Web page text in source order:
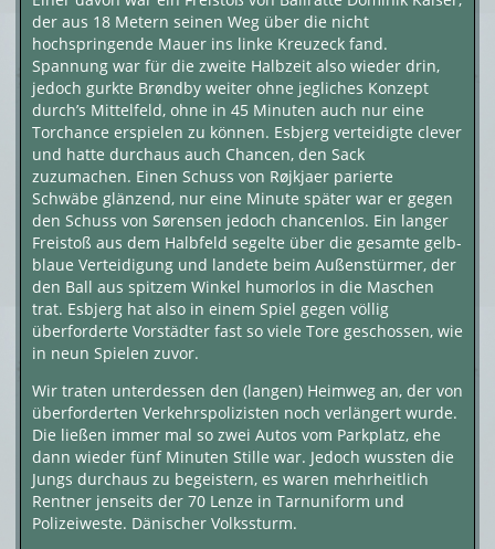
der aus 18 Metern seinen Weg über die nicht
hochspringende Mauer ins linke Kreuzeck fand.
Spannung war für die zweite Halbzeit also wieder drin,
jedoch gurkte Brøndby weiter ohne jegliches Konzept
durch’s Mittelfeld, ohne in 45 Minuten auch nur eine
Torchance erspielen zu können. Esbjerg verteidigte clever
und hatte durchaus auch Chancen, den Sack
zuzumachen. Einen Schuss von Røjkjaer parierte
Schwäbe glänzend, nur eine Minute später war er gegen
den Schuss von Sørensen jedoch chancenlos. Ein langer
Freistoß aus dem Halbfeld segelte über die gesamte gelb-
blaue Verteidigung und landete beim Außenstürmer, der
den Ball aus spitzem Winkel humorlos in die Maschen
trat. Esbjerg hat also in einem Spiel gegen völlig
überforderte Vorstädter fast so viele Tore geschossen, wie
in neun Spielen zuvor.
Wir traten unterdessen den (langen) Heimweg an, der von
überforderten Verkehrspolizisten noch verlängert wurde.
Die ließen immer mal so zwei Autos vom Parkplatz, ehe
dann wieder fünf Minuten Stille war. Jedoch wussten die
Jungs durchaus zu begeistern, es waren mehrheitlich
Rentner jenseits der 70 Lenze in Tarnuniform und
Polizeiweste. Dänischer Volkssturm.